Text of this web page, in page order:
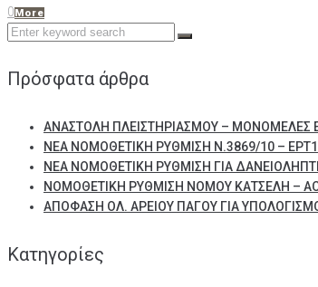
0More
Search
Πρόσφατα άρθρα
ΑΝΑΣΤΟΛΗ ΠΛΕΙΣΤΗΡΙΑΣΜΟΥ – ΜΟΝΟΜΕΛΕΣ
ΝΕΑ ΝΟΜΟΘΕΤΙΚΗ ΡΥΘΜΙΣΗ Ν.3869/10 – ΕΡΤ1
ΝΕΑ ΝΟΜΟΘΕΤΙΚΗ ΡΥΘΜΙΣΗ ΓΙΑ
ΝΟΜΟΘΕΤΙΚΗ ΡΥΘΜΙΣΗ ΝΟΜΟΥ ΚΑΤΣΕΛΗ –
ΑΠΟΦΑΣΗ ΟΛ. ΑΡΕΙΟΥ ΠΑΓΟΥ ΓΙΑ
Kατηγορίες